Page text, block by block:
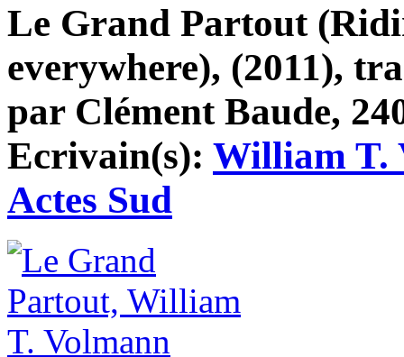
Le Grand Partout
everywhere), (2011),
par Clément Baude,
Ecrivain(s): William T.
Actes Sud